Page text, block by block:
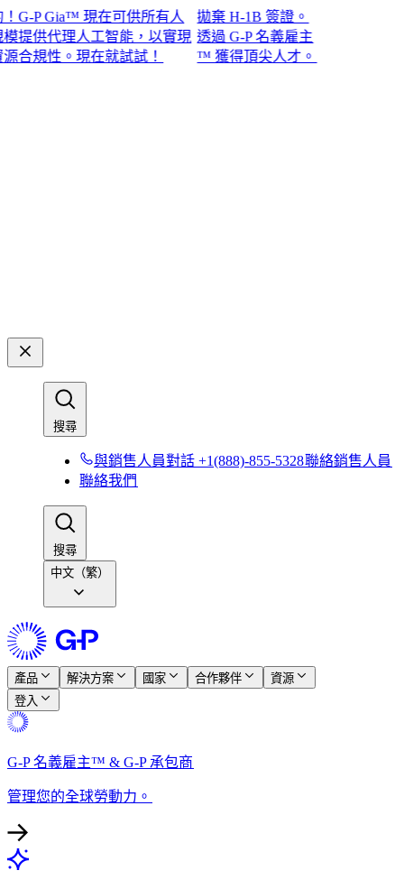
P Gia™ 現在可供所有人
供代理人工智能，以實現
規性。現在就試試！​​
拋棄 H-1B 簽證。
透過 G-P 名義雇主
™ 獲得頂尖人才。​​
搜尋​​
與銷售人員對話 +1(888)-855-5328​​聯絡銷售人員​​
聯絡我們​​
搜尋​​
中文（繁）
產品​​ 解決方案​​ 國家​​ 合作夥伴​​
資源​​
登入​​
G-P 名義雇主™ & G-P 承包商​​
管理您的全球勞動力。​​